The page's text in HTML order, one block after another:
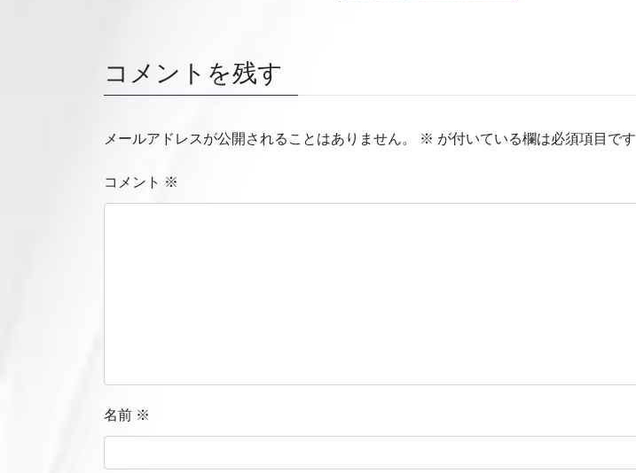
コメントを残す
メールアドレスが公開されることはありません。 ※ が付いている欄は必須項目です
コメント ※
名前 ※